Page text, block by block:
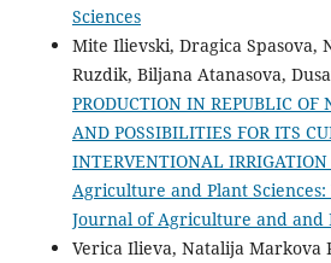
Sciences
Mite Ilievski, Dragica Spasova,
Ruzdik, Biljana Atanasova,
PRODUCTION IN REPUBLIC OF
AND POSSIBILITIES FOR ITS
INTERVENTIONAL IRRIGATION
Agriculture and Plant Sciences:
Journal of Agriculture and and
Verica Ilieva, Natalija Markova